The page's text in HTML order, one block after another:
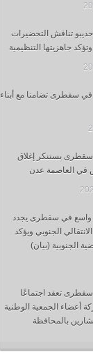
حديبو تناقش التحضيرات
سقطرى تضامنا مع أبناء
سقطرى يستنكر إغلاق
في العاصمة عدن
في سقطرى يجدد
الجنوبي ويؤكد
الجنوبية (بيان)
سقطرى تعقد اجتماعًا
أعضاء الجمعية الوطنية
بالمحافظة